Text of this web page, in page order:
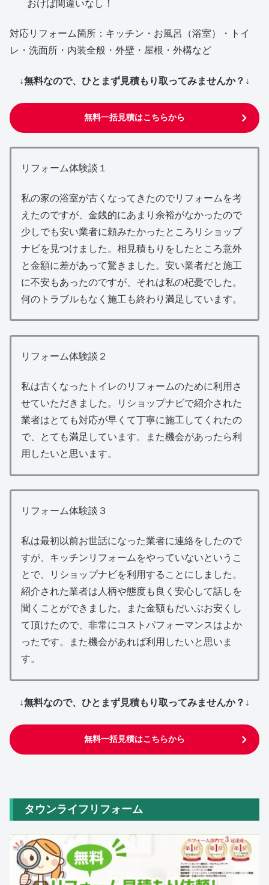
おけば間違いなし！
対応リフォーム箇所：キッチン・お風呂（浴室）・トイ
レ・洗面所・内装全般・外壁・屋根・外構など
↓無料なので、ひとまず見積もり取ってみませんか？↓
無料一括見積はこちらから
リフォーム体験談１
私の家の浴室が古くなってきたのでリフォームを考
えたのですが、金銭的にあまり余裕がなかったので
少しでも安い業者に頼みたかったところリショップ
ナビを見つけました。相見積もりをしたところ意外
と金額に差があって驚きました。安い業者だと施工
に不安もあったのですが、それは私の杞憂でした。
何のトラブルもなく施工も終わり満足しています。
リフォーム体験談２
私は古くなったトイレのリフォームのために利用さ
せていただきました。リショップナビで紹介された
業者はとても対応が早くて丁寧に施工してくれたの
で、とても満足しています。また機会があったら利
用したいと思います。
リフォーム体験談３
私は最初以前お世話になった業者に連絡をしたので
すが、キッチンリフォームをやっていないというこ
とで、リショップナビを利用することにしました。
紹介された業者は人柄や態度も良く安心して話しを
聞くことができました。また金額もだいぶお安くし
て頂けたので、非常にコストパフォーマンスはよか
ったです。また機会があれば利用したいと思いま
す。
↓無料なので、ひとまず見積もり取ってみませんか？↓
無料一括見積はこちらから
タウンライフリフォーム